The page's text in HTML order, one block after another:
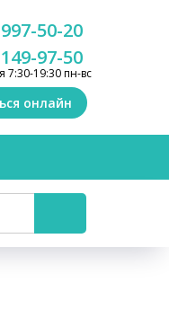
7:30-19:30 пн-вс
97-50
50-20
онлайн